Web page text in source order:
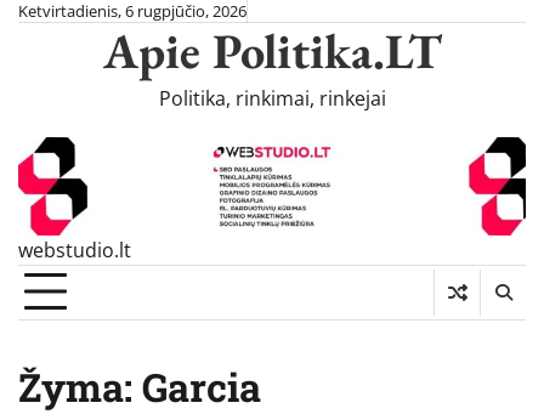
SkipKetvirtadienis, 6 rugpjūčio, 2026
Apie Politika.LT
Politika, rinkimai, rinkejai
webstudio.lt
Žyma: Garcia